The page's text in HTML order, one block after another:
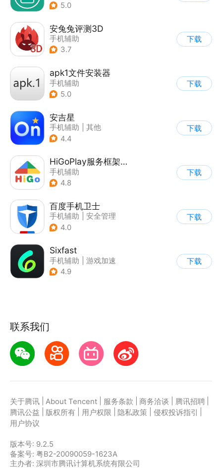
5.0
安兔兔评测3D
手机辅助
3.7
下载
apk1文件安装器
手机辅助
5.0
下载
安吉星
手机辅助
其他
4.4
下载
HiGoPlay服务框架安装器
手机辅助
4.8
下载
百度手机卫士
手机辅助
安全管理
4.0
下载
Sixfast
手机辅助
游戏加速
4.9
下载
联系我们
关于腾讯 About Tencent 服务条款 商务洽谈 腾讯招聘
腾讯公益
版权所有 用户权限 隐私政策 侵权投诉指引
用户协议
版本号: 9.2.5
备案号: 粤B2-20090059-1623A
主办者: 深圳市腾讯计算机系统有限公司